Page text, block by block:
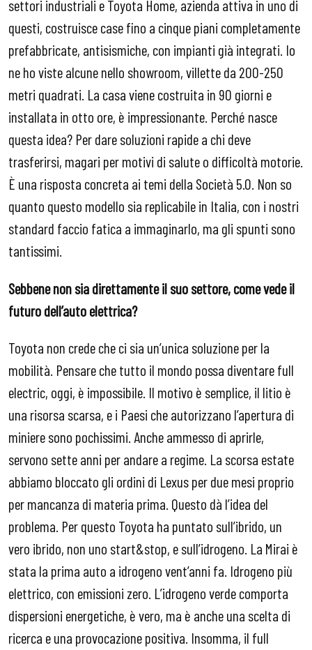
settori industriali e Toyota Home, azienda attiva in uno di
questi, costruisce case fino a cinque piani completamente
prefabbricate, antisismiche, con impianti già integrati. Io
ne ho viste alcune nello showroom, villette da 200-250
metri quadrati. La casa viene costruita in 90 giorni e
installata in otto ore, è impressionante. Perché nasce
questa idea? Per dare soluzioni rapide a chi deve
trasferirsi, magari per motivi di salute o difficoltà motorie.
È una risposta concreta ai temi della Società 5.0. Non so
quanto questo modello sia replicabile in Italia, con i nostri
standard faccio fatica a immaginarlo, ma gli spunti sono
tantissimi.
Sebbene non sia direttamente il suo settore, come vede il
futuro dell’auto elettrica?
Toyota non crede che ci sia un’unica soluzione per la
mobilità. Pensare che tutto il mondo possa diventare full
electric, oggi, è impossibile. Il motivo è semplice, il litio è
una risorsa scarsa, e i Paesi che autorizzano l’apertura di
miniere sono pochissimi. Anche ammesso di aprirle,
servono sette anni per andare a regime. La scorsa estate
abbiamo bloccato gli ordini di Lexus per due mesi proprio
per mancanza di materia prima. Questo dà l’idea del
problema. Per questo Toyota ha puntato sull’ibrido, un
vero ibrido, non uno start&stop, e sull’idrogeno. La Mirai è
stata la prima auto a idrogeno vent’anni fa. Idrogeno più
elettrico, con emissioni zero. L’idrogeno verde comporta
dispersioni energetiche, è vero, ma è anche una scelta di
ricerca e una provocazione positiva. Insomma, il full